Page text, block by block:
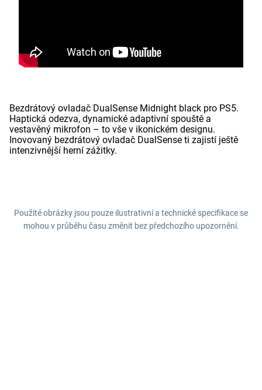
Bezdrátový ovladač DualSense Midnight black pro PS5.
Haptická odezva, dynamické adaptivní spouště a
vestavěný mikrofon – to vše v ikonickém designu.
Inovovaný bezdrátový ovladač DualSense ti zajistí ještě
intenzivnější herní zážitky.
Použité obrázky jsou pouze ilustrativní a technické specifikace se
mohou v průběhu času změnit bez předchozího upozornění.